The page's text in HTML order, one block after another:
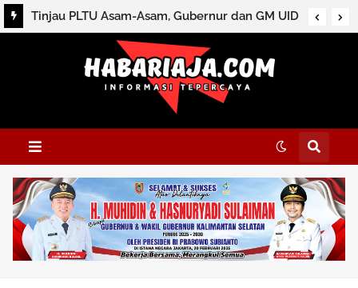
Tinjau PLTU Asam-Asam, Gubernur dan GM UID
Kalselteng Sebut Ada Tambahan Pasokan 100
Sektor Jasa Keuangan Tetap Terjaga di Tengah
Gejolak Global, Dukung Penguatan Ekonomi
Nasional